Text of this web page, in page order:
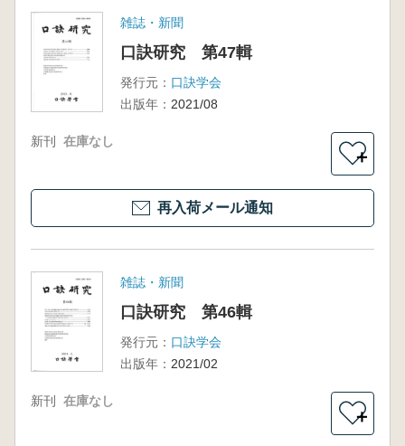
雑誌・新聞
口訣研究 第47輯
発行元： 口訣学会
出版年： 2021/08
新刊 在庫なし
＋
再入荷メール通知
雑誌・新聞
口訣研究 第46輯
発行元： 口訣学会
出版年： 2021/02
新刊 在庫なし
＋